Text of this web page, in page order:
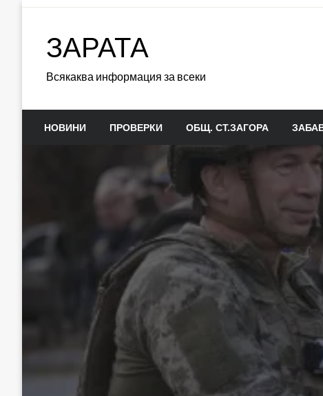
ЗАРАТА
Всякаква информация за всеки
НОВИНИ ПРОВЕРКИ ОБЩ. СТ.ЗАГОРА